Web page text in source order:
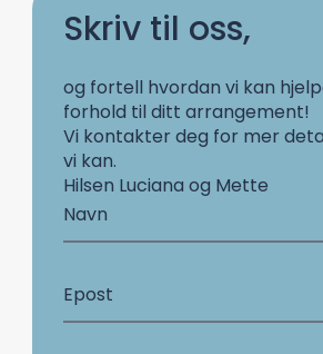
Skriv til oss,
og fortell hvordan vi kan
forhold til ditt arrangement!
Vi kontakter deg for mer
vi kan.
Hilsen Luciana og Mette
Navn
Epost